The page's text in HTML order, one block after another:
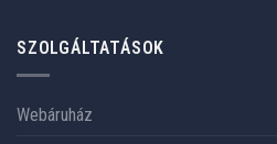
SZOLGÁLTATÁSOK
Webáruház